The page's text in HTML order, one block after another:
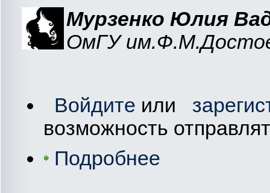
Мурзенко Юлия
ОмГУим.Ф.М
Войдите или
возможность
Подробнее